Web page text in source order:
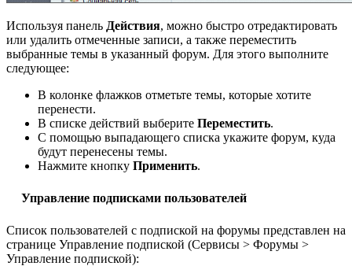
Используя панель Действия, можно быстро отредактировать
или удалить отмеченные записи, а также переместить
выбранные темы в указанный форум. Для этого выполните
следующее:
В колонке флажков отметьте темы, которые хотите
перенести.
В списке действий выберите Переместить.
С помощью выпадающего списка укажите форум, куда
будут перенесены темы.
Нажмите кнопку Применить.
Управление подписками пользователей
Список пользователей с подпиской на форумы представлен на
странице Управление подпиской (Сервисы > Форумы >
Управление подпиской):